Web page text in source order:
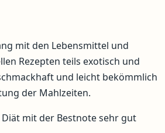
mit den Lebensmittel und
Rezepten teils exotisch und
und leicht bekömmlich
der Mahlzeiten.
mit der Bestnote sehr gut